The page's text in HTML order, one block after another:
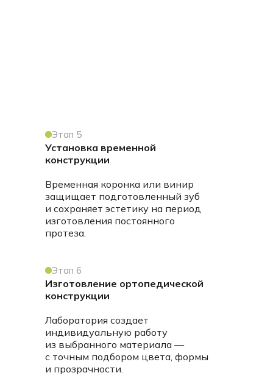
Этап 5
Установка временной
конструкции
Временная коронка или винир
защищает подготовленный зуб
и сохраняет эстетику на период
изготовления постоянного
протеза.
Этап 6
Изготовление ортопедической
конструкции
Лаборатория создает
индивидуальную работу
из выбранного материала —
с точным подбором цвета, формы
и прозрачности.